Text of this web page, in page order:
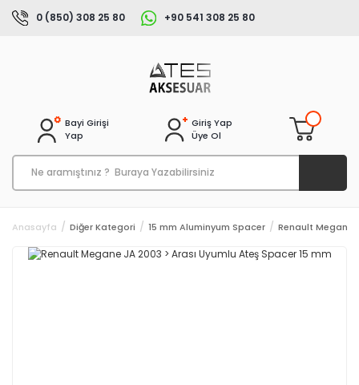
0 (850) 308 25 80 +90 541 308 25 80
Bayi Girişi
Yap
Giriş Yap
Üye Ol
Anasayfa Diğer Kategori 15 mm Aluminyum Spacer Renault Megane